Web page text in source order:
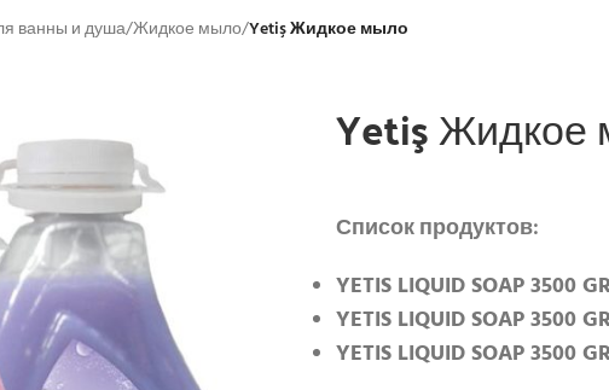
ванны и душа/Жидкое мыло/Yetiş Жидкое мыло
Yetiş Жидкое
Список продуктов:
YETIS LIQUID SOAP 3500
YETIS LIQUID SOAP 3500
YETIS LIQUID SOAP 3500